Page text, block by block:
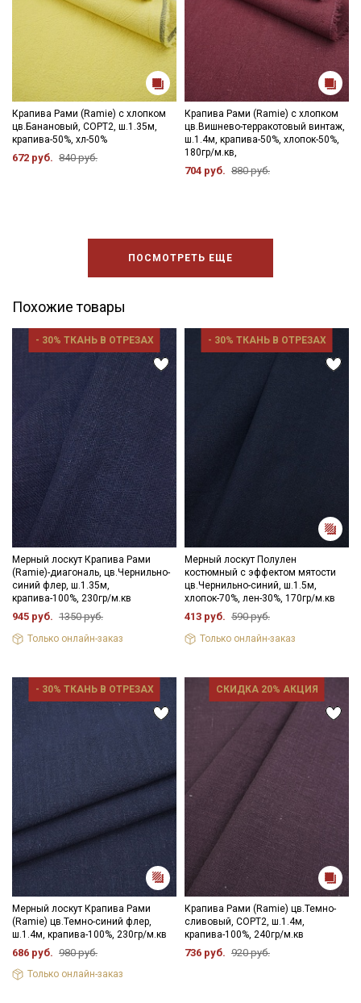
Крапива Рами (Ramie) с хлопком
цв.Банановый, СОРТ2, ш.1.35м,
крапива-50%, хл-50%
672 руб. 840 руб.
Крапива Рами (Ramie) с хлопком
цв.Вишнево-терракотовый винтаж,
ш.1.4м, крапива-50%, хлопок-50%,
180гр/м.кв,
704 руб. 880 руб.
ПОСМОТРЕТЬ ЕЩЕ
Похожие товары
- 30% ТКАНЬ В ОТРЕЗАХ
Мерный лоскут Крапива Рами
(Ramie)-диагональ, цв.Чернильно-
синий флер, ш.1.35м,
крапива-100%, 230гр/м.кв
945 руб. 1350 руб.
Только онлайн-заказ
- 30% ТКАНЬ В ОТРЕЗАХ
Мерный лоскут Полулен
костюмный с эффектом мятости
цв.Чернильно-синий, ш.1.5м,
хлопок-70%, лен-30%, 170гр/м.кв
413 руб. 590 руб.
Только онлайн-заказ
- 30% ТКАНЬ В ОТРЕЗАХ
Мерный лоскут Крапива Рами
(Ramie) цв.Темно-синий флер,
ш.1.4м, крапива-100%, 230гр/м.кв
686 руб. 980 руб.
Только онлайн-заказ
СКИДКА 20% АКЦИЯ
Крапива Рами (Ramie) цв.Темно-
сливовый, СОРТ2, ш.1.4м,
крапива-100%, 240гр/м.кв
736 руб. 920 руб.
Мы публикуем здесь дополнительные
промокоды и скидки до 30% на узкие
категории тканей
Подписаться
Согласие на получение рекламных и